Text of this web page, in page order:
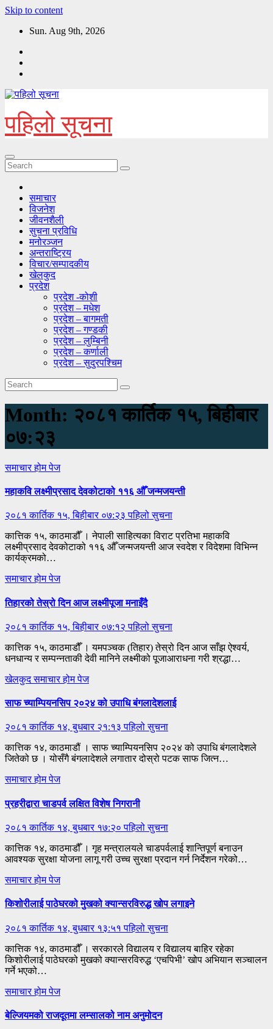
Skip to content
Sun. Aug 9th, 2026
पहिलो सूचना
समाचार
विजनेश
जीवनशैली
सुचना प्रविधि
मनोरञ्जन
अन्तराष्ट्रिय
विचार/सम्पादकीय
खेलकुद
प्रदेश
प्रदेश -कोशी
प्रदेश – मधेश
प्रदेश – बागमती
प्रदेश – गण्डकी
प्रदेश – लुम्बिनी
प्रदेश – कर्णाली
प्रदेश – सुदुरपश्चिम
Month: २०८१ कार्तिक १५, बिहीबार
०७:२३
समाचारहोम पेज
महाकवि लक्ष्मीप्रसाद देवकोटाको ११६ औँ जन्मजयन्ती
२०८१ कार्तिक १५, बिहीबार ०७:२३पहिलो सुचना
कात्तिक १५, काठमाडौँ । नेपाली साहित्यका विराट प्रतिभा महाकवि
लक्ष्मीप्रसाद देवकोटाको ११६ औँ जन्मजयन्ती आज स्वदेश र विदेशमा विभिन्न
कार्यक्रमको…
समाचारहोम पेज
तिहारको तेस्रो दिन आज लक्ष्मीपूजा मनाइँदै
२०८१ कार्तिक १५, बिहीबार ०७:१२पहिलो सुचना
कात्तिक १५, काठमाडौँ । यमपञ्चक (तिहार) तेस्रो दिन आज साँझ ऐश्वर्य,
धनधान्य र सम्पन्नताकी देवी मानिने लक्ष्मीको पूजाआराधना गरी श्रद्धा…
खेलकुदसमाचारहोम पेज
साफ च्याम्पियनसिप २०२४ को उपाधि बंगलादेशलाई
२०८१ कार्तिक १४, बुधबार २१:१३पहिलो सुचना
कात्तिक १४, काठमाडौं । साफ च्याम्पियनसिप २०२४ को उपाधि बंगलादेशले
जितेको छ । योसँगै बंगलादेशले लगातार दोस्रो पटक साफ जित्न…
समाचारहोम पेज
प्रहरीद्वारा चाडपर्व लक्षित विशेष निगरानी
२०८१ कार्तिक १४, बुधबार १७:२०पहिलो सुचना
कात्तिक १४, काठमाडौँ । गृह मन्त्रालयले चाडपर्वलाई शान्तिपूर्ण बनाउन
आवश्यक सुरक्षा योजना लागू गरी उच्च सुरक्षा प्रदान गर्न निर्देशन गरेको…
समाचारहोम पेज
किशोरीलाई पाठेघरको मुखको क्यान्सरविरुद्ध खोप लगाइने
२०८१ कार्तिक १४, बुधबार १३:५१पहिलो सुचना
कात्तिक १४, काठमाडौँ । सरकारले विद्यालय र विद्यालय बाहिर रहेका
किशोरीलाई पाठेघरको मुखको क्यान्सरविरुद्ध ‘एचपिभी’ खोप अभियान सञ्चालन
गर्ने भएको…
समाचारहोम पेज
बेल्जियमको राजदूतमा लम्सालको नाम अनुमोदन